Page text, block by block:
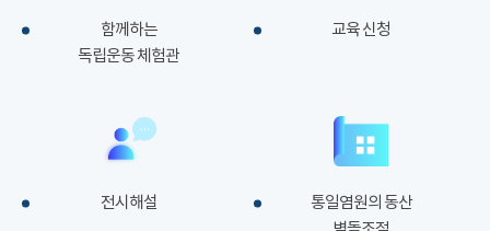
함께하는
독립운동 체험관
교육 신청
전시해설
통일염원의 동산